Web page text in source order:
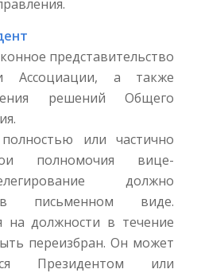
представительство
Ассоциации, а также
решений Общего
или частично
полномочия вице-
должно
в письменном виде.
на должности в течение
переизбран. Он может
Президентом или